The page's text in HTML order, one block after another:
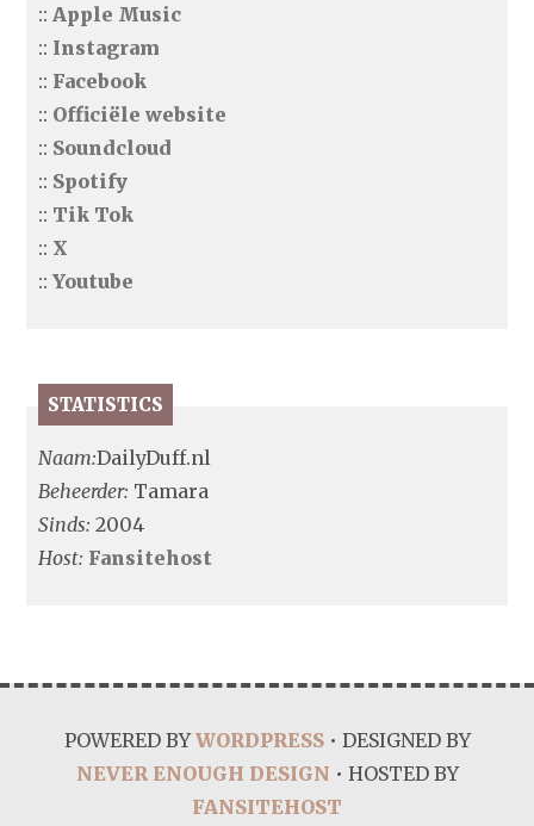
:: Apple Music
:: Instagram
:: Facebook
:: Officiële website
:: Soundcloud
:: Spotify
:: Tik Tok
:: X
::Youtube
STATISTICS
Naam:DailyDuff.nl
Beheerder: Tamara
Sinds: 2004
Host: Fansitehost
POWERED BYWORDPRESS• DESIGNED BY
NEVER ENOUGH DESIGN • HOSTED BY
FANSITEHOST